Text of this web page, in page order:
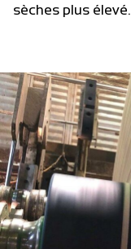
sèches plus élevé.